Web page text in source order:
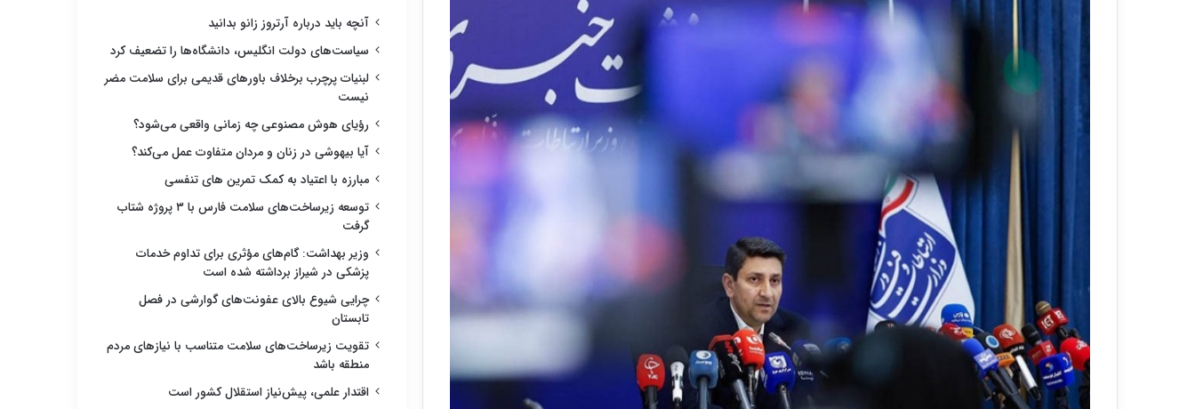
آنچه باید درباره آرتروز زانو بدانید
سیاست‌های دولت انگلیس، دانشگاه‌ها را تضعیف کرد
لبنیات پرچرب برخلاف باورهای قدیمی برای سلامت مضر
نیست
رؤیای هوش مصنوعی چه زمانی واقعی می‌شود؟
آیا بیهوشی در زنان و مردان متفاوت عمل می‌کند؟
مبارزه با اعتیاد به کمک تمرین های تنفسی
توسعه زیرساخت‌های سلامت فارس با ۳ پروژه شتاب
گرفت
وزیر بهداشت: گام‌های مؤثری برای تداوم خدمات
پزشکی در شیراز برداشته شده است
چرایی شیوع بالای عفونت‌های گوارشی در فصل
تابستان
تقویت زیرساخت‌های سلامت متناسب با نیازهای مردم
منطقه باشد
اقتدار علمی، پیش‌نیاز استقلال کشور است